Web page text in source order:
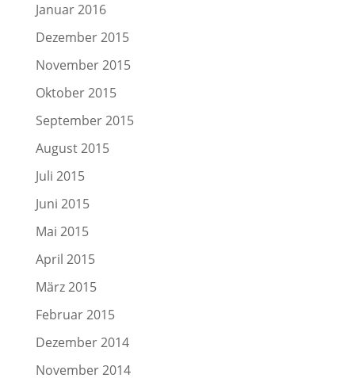
Januar 2016
Dezember 2015
November 2015
Oktober 2015
September 2015
August 2015
Juli 2015
Juni 2015
Mai 2015
April 2015
März 2015
Februar 2015
Dezember 2014
November 2014